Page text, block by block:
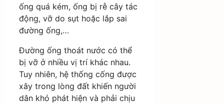
ống quá kém, ống bị rễ cây tác
động, vỡ do sụt hoặc lắp sai
đường ống,…
Đường ống thoát nước có thể
bị vỡ ở nhiều vị trí khác nhau.
Tuy nhiên, hệ thống cống được
xây trong lòng đất khiến người
dân khó phát hiện và phải chịu